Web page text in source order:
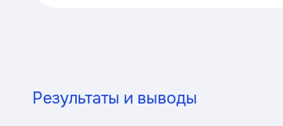
Результаты и выводы